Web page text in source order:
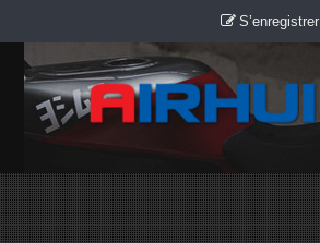
S’enregistrer